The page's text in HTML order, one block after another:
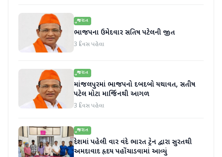
ગુજરાત
ભાજપના ઉમેદવાર સતિષ પટેલની જીત
3 દિવસ પહેલા
ગુજરાત
માંજલપુરમાં ભાજપનો દબદબો યથાવત, સતીષ
પટેલ મોટા માર્જિનથી આગળ
3 દિવસ પહેલા
ગુજરાત
દેશમાં પહેલી વાર વંદે ભારત ટ્રેન દ્વારા સુરતથી
અમદાવાદ હૃદય પહોંચાડવામાં આવ્યું